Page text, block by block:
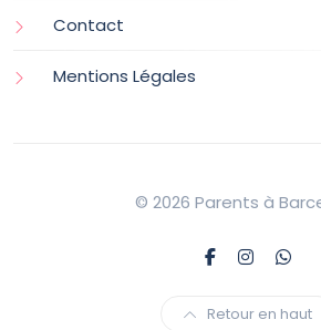
Contact
Mentions Légales
© 2026 Parents à
Retour en haut